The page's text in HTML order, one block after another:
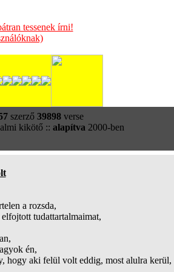
tessenek írni!
szerző 39898verse
kikötő :: alapítva 2000-ben
a rozsda,
elfojtott tudattartalmaimat,
én,
hogy aki felül volt eddig, most alulra kerül,